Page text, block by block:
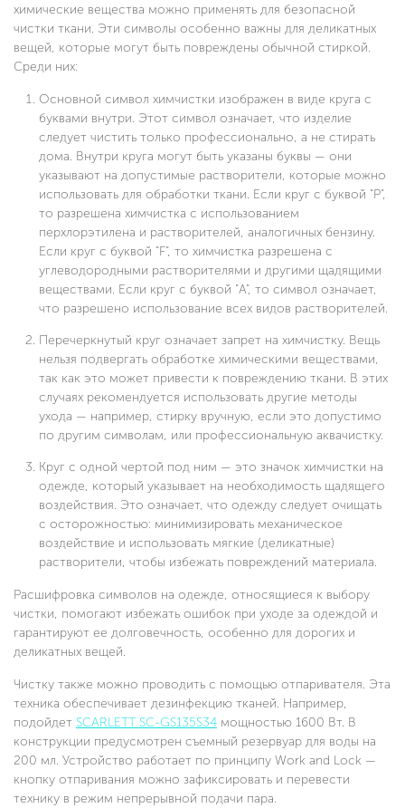
химические вещества можно применять для безопасной
чистки ткани. Эти символы особенно важны для деликатных
вещей, которые могут быть повреждены обычной стиркой.
Среди них:
Основной символ химчистки изображен в виде круга с
буквами внутри. Этот символ означает, что изделие
следует чистить только профессионально, а не стирать
дома. Внутри круга могут быть указаны буквы — они
указывают на допустимые растворители, которые можно
использовать для обработки ткани. Если круг с буквой "P",
то разрешена химчистка с использованием
перхлорэтилена и растворителей, аналогичных бензину.
Если круг с буквой "F", то химчистка разрешена с
углеводородными растворителями и другими щадящими
веществами. Если круг с буквой "A", то символ означает,
что разрешено использование всех видов растворителей.
Перечеркнутый круг означает запрет на химчистку. Вещь
нельзя подвергать обработке химическими веществами,
так как это может привести к повреждению ткани. В этих
случаях рекомендуется использовать другие методы
ухода — например, стирку вручную, если это допустимо
по другим символам, или профессиональную аквачистку.
Круг с одной чертой под ним — это значок химчистки на
одежде, который указывает на необходимость щадящего
воздействия. Это означает, что одежду следует очищать
с осторожностью: минимизировать механическое
воздействие и использовать мягкие (деликатные)
растворители, чтобы избежать повреждений материала.
Расшифровка символов на одежде, относящиеся к выбору
чистки, помогают избежать ошибок при уходе за одеждой и
гарантируют ее долговечность, особенно для дорогих и
деликатных вещей.
Чистку также можно проводить с помощью отпаривателя. Эта
техника обеспечивает дезинфекцию тканей. Например,
подойдет SCARLETT SC-GS135S34 мощностью 1600 Вт. В
конструкции предусмотрен съемный резервуар для воды на
200 мл. Устройство работает по принципу Work and Lock —
кнопку отпаривания можно зафиксировать и перевести
технику в режим непрерывной подачи пара.